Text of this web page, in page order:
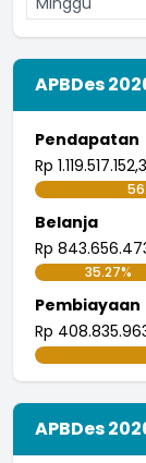
APBDes
Pendapatan
Rp
Belanja
Rp
35.27%
Pembiayaan
Rp
APBDes